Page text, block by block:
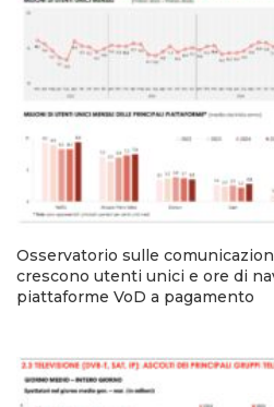
Osservatorio sulle
crescono utenti unici e ore di
piattaforme VoD a pagamento